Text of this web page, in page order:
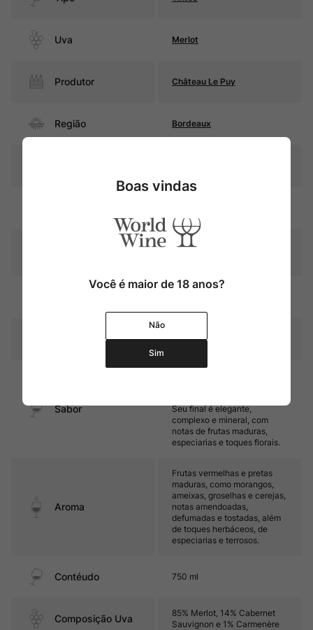
Uva Merlot
Produtor Château Le Puy
Região Bordeaux
Graduação Alcóoli
24 meses em barricas de
Temperatura 16ºC – 18ºC
Sabor
Seu final é elegante,
complexo e mineral, com
notas de frutas maduras,
especiarias e toques florais.
Aroma
Frutas vermelhas e pretas
maduras, como morangos,
ameixas, groselhas e cerejas,
notas amendoadas,
defumadas e tostadas, além
de toques herbáceos, de
especiarias e terrosos.
Contéudo 750 ml
Composição Uva
85% Merlot, 14% Cabernet
Sauvignon e 1% Carmenère
Boas vindas
Você é maior de 18 anos?
Não
Sim